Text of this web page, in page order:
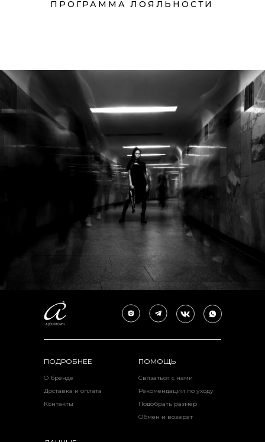
ПОДРОБНЕЕ ПОМОЩЬ
О бренде
Доставка и оплата
Контакты
Связаться с нами
Рекомендации по уходу
Подобрать размер
Обмен и возврат